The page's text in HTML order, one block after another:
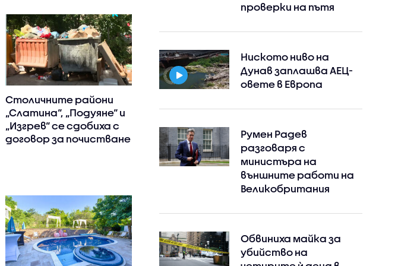
Столичните райони
„Слатина“, „Подуяне“ и
„Изгрев“ се сдобиха с
договор за почистване
проверки на пътя
Ниското ниво на
Дунав заплашва АЕЦ-
овете в Европа
Румен Радев
разговаря с
министъра на
външните работи на
Великобритания
Обвиниха майка за
убийство на